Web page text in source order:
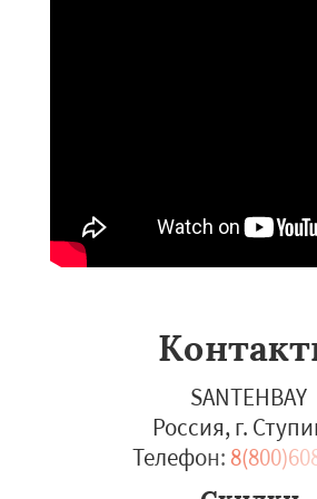
SANTEHBAY
Россия, г.
Телефон: